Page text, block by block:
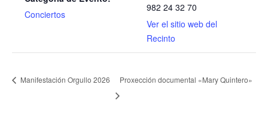
Conciertos
982 24 32 70
Ver el sitio web del
Recinto
Manifestación Orgullo 2026 Proxección documental «Mary Quintero»